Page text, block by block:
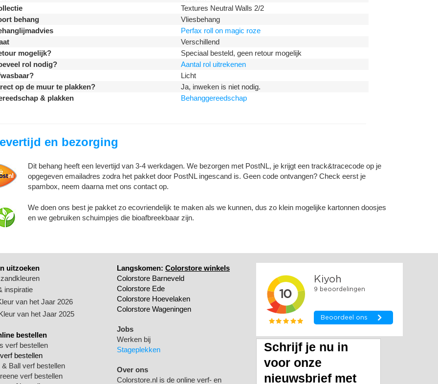
Textures Neutral Walls 2/2
behang
Vliesbehang
Perfax roll on magic roze
Verschillend
mogelijk?
Speciaal besteld, geen retour mogelijk
rol nodig?
Aantal rol uitrekenen
Licht
op de muur te plakken?
Ja, inweken is niet nodig.
& plakken
Behanggereedschap
en bezorging
Dit behang heeft een levertijd van 3-4 werkdagen. We bezorgen met PostNL, je krijgt een track&tracecode op je
opgegeven emailadres zodra het pakket door PostNL ingescand is. Geen code ontvangen? Check eerst je
spambox, neem daarna met ons contact op.
We doen ons best je pakket zo ecovriendelijk te maken als we kunnen, dus zo klein mogelijke kartonnen doosjes
en we gebruiken schuimpjes die bioafbreekbaar zijn.
uitzoeken
inspiratie
van het Jaar 2026
van het Jaar 2025
bestellen
verf bestellen
bestellen
Ball verf bestellen
verf bestellen
Langskomen: Colorstore winkels
Colorstore Barneveld
Colorstore Ede
Colorstore Hoevelaken
Colorstore Wageningen
Jobs
Werken bij
Stageplekken
Over ons
Colorstore.nl is de online verf- en
Schrijf je nu in
voor onze
nieuwsbrief met